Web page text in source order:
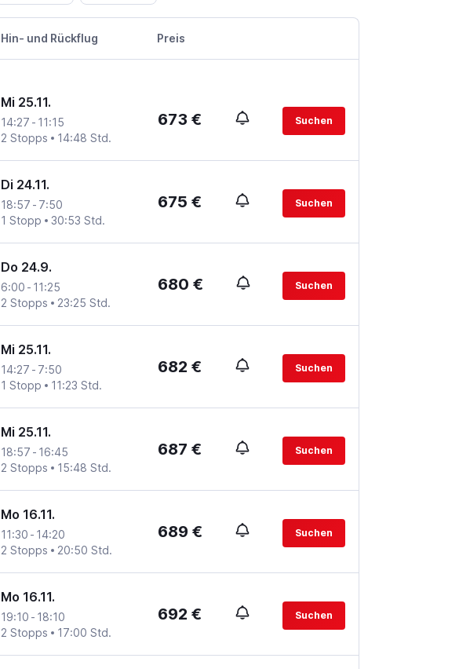
Hin- und Rückflug Preis
Mi 25.11.
14:27 - 11:15
2 Stopps
14:48 Std.
673 € Suchen
Di 24.11.
18:57 - 7:50
1 Stopp
30:53 Std.
675 € Suchen
Do 24.9.
6:00 - 11:25
2 Stopps
23:25 Std.
680 € Suchen
Mi 25.11.
14:27 - 7:50
1 Stopp
11:23 Std.
682 € Suchen
Mi 25.11.
18:57 - 16:45
2 Stopps
15:48 Std.
687 € Suchen
Mo 16.11.
11:30 - 14:20
2 Stopps
20:50 Std.
689 € Suchen
Mo 16.11.
19:10 - 18:10
2 Stopps
17:00 Std.
692 € Suchen